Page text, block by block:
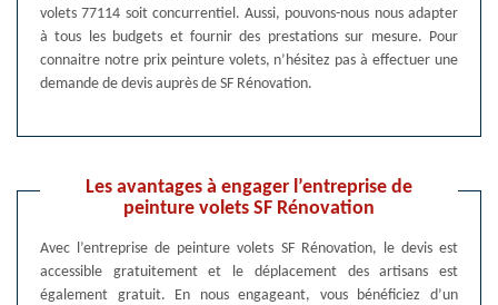
volets 77114 soit concurrentiel. Aussi, pouvons-nous nous adapter
à tous les budgets et fournir des prestations sur mesure. Pour
connaitre notre prix peinture volets, n’hésitez pas à effectuer une
demande de devis auprès de SF Rénovation.
Les avantages à engager l’entreprise de
peinture volets SF Rénovation
Avec l’entreprise de peinture volets SF Rénovation, le devis est
accessible gratuitement et le déplacement des artisans est
également gratuit. En nous engageant, vous bénéficiez d’un